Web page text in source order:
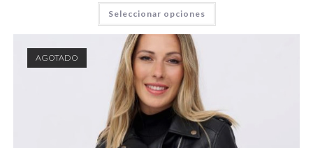
Seleccionar opciones
AGOTADO